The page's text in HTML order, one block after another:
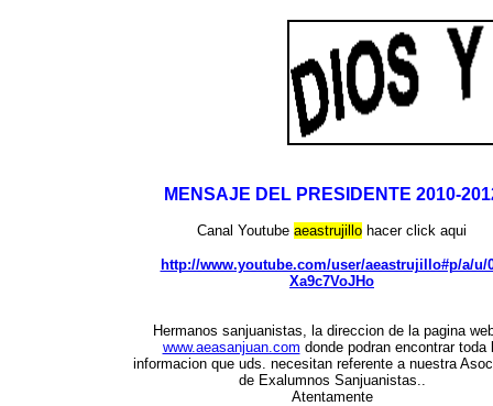
MENSAJE DEL PRESIDENTE 2010-
Canal Youtube aeastrujillo hacer click aqui
http://www.youtube.com/user/aeastrujillo#p/a/u/
Xa9c7VoJHo
Hermanos sanjuanistas, la direccion de la pagina
www.aeasanjuan.com donde podran encontrar toda
informacion que uds. necesitan referente a nuestra
de Exalumnos Sanjuanistas..
Atentamente